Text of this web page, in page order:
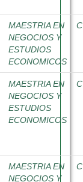
MAESTRIA EN
NEGOCIOS Y
ESTUDIOS
ECONOMICOS
MAESTRIA EN
NEGOCIOS Y
ESTUDIOS
ECONOMICOS
MAESTRIA EN
NEGOCIOS Y